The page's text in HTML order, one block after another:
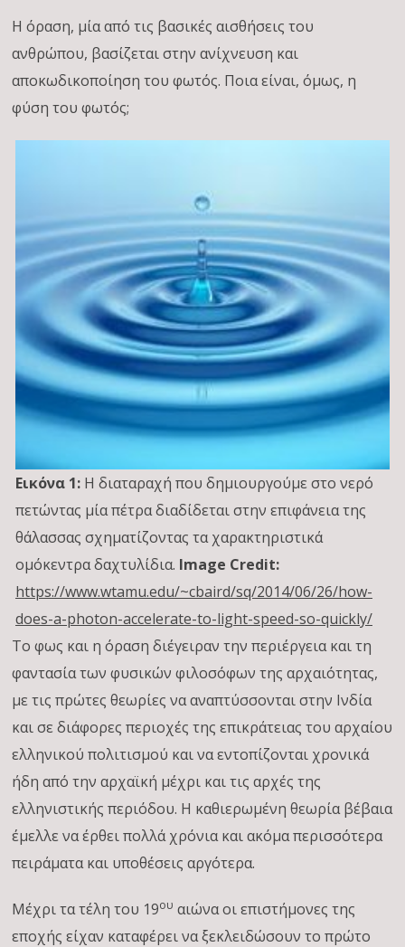
Η όραση, μία από τις βασικές αισθήσεις του
ανθρώπου, βασίζεται στην ανίχνευση και
αποκωδικοποίηση του φωτός. Ποια είναι, όμως, η
φύση του φωτός;
Εικόνα 1:H διαταραχή που δημιουργούμε στο νερό
πετώντας μία πέτρα διαδίδεται στην επιφάνεια της
θάλασσας σχηματίζοντας τα χαρακτηριστικά
ομόκεντρα δαχτυλίδια. Image Credit:
https://www.wtamu.edu/~cbaird/sq/2014/06/26/how-
does-a-photon-accelerate-to-light-speed-so-quickly/
Το φως και η όραση διέγειραν την περιέργεια και τη
φαντασία των φυσικών φιλοσόφων της αρχαιότητας,
με τις πρώτες θεωρίες να αναπτύσσονται στην Ινδία
και σε διάφορες περιοχές της επικράτειας του αρχαίου
ελληνικού πολιτισμού και να εντοπίζονται χρονικά
ήδη από την αρχαϊκή μέχρι και τις αρχές της
ελληνιστικής περιόδου. Η καθιερωμένη θεωρία βέβαια
έμελλε να έρθει πολλά χρόνια και ακόμα περισσότερα
πειράματα και υποθέσεις αργότερα.
Μέχρι τα τέλη του 19ου αιώνα οι επιστήμονες της
εποχής είχαν καταφέρει να ξεκλειδώσουν το πρώτο